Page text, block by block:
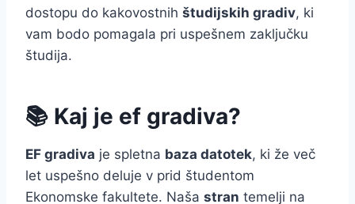
dostopu do kakovostnih študijskih gradiv, ki
vam bodo pomagala pri uspešnem zaključku
študija.
📚 Kaj je ef gradiva?
EF gradiva je spletna baza datotek, ki že več
let uspešno deluje v prid študentom
Ekonomske fakultete. Naša stran temelji na